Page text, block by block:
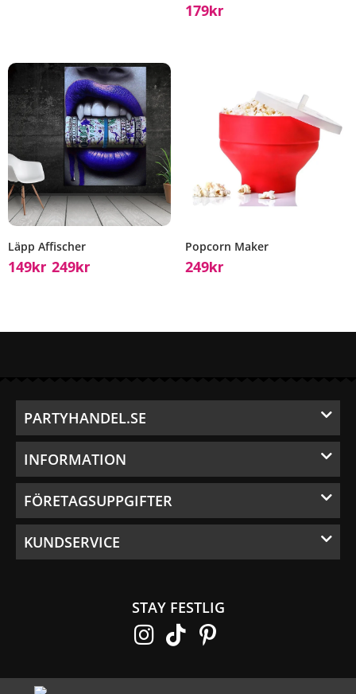
179Kr
Läpp Affischer
149Kr 249Kr
Popcorn Maker
249Kr
PARTYHANDEL.SE
INFORMATION
FÖRETAGSUPPGIFTER
KUNDSERVICE
STAY FESTLIG